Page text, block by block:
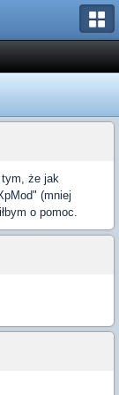
tym, że jak
(mniej
o pomoc.